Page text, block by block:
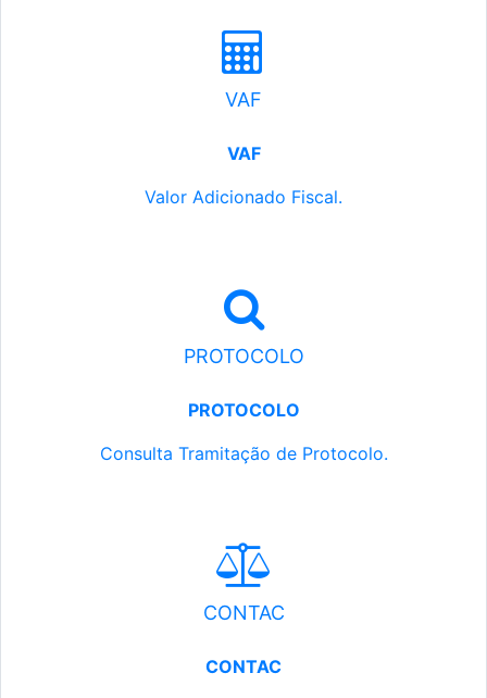
VAF
VAF
Valor Adicionado Fiscal.
PROTOCOLO
PROTOCOLO
Consulta Tramitação de Protocolo.
CONTAC
CONTAC